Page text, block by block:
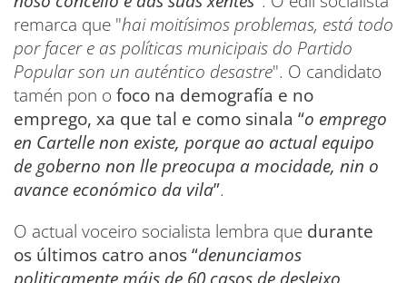
remarca que "hai moitísimos problemas, está todo
por facer e as políticas municipais do Partido
Popular son un auténtico desastre". O candidato
tamén pon o foco na demografía e no
emprego, xa que tal e como sinala “o emprego
en Cartelle non existe, porque ao actual equipo
de goberno non lle preocupa a mocidade, nin o
avance económico da vila”.
O actual voceiro socialista lembra que durante
os últimos catro anos “denunciamos